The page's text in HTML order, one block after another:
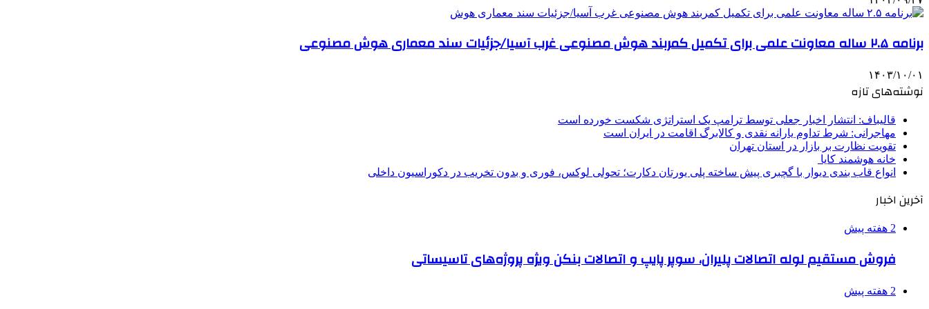
برنامه ۲.۵ ساله معاونت علمی برای تکمیل کمربند هوش مصنوعی غرب آسیا/جزئیات سند معماری هوش مصنوعی
۱۴۰۳/۱۰/۰۱
نوشته‌های تازه
قالیباف: انتشار اخبار جعلی توسط ترامپ یک استراتژی شکست خورده است
مهاجرانی: شرط تداوم یارانه نقدی و کالابرگ اقامت در ایران است
تقویت نظارت بر بازار در استان تهران
خانه هوشمند کایا
انواع قاب بندی دیوار با گچبری پیش ساخته پلی یورتان دکارت؛ تحولی لوکس، فوری و بدون تخریب در دکوراسیون داخلی
آخرین اخبار
2 هفته پیش
فروش مستقیم لوله اتصالات پلیران، سوپر پایپ و اتصالات بنکن ویژه پروژه‌های تاسیساتی
2 هفته پیش